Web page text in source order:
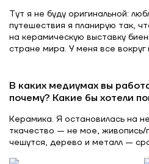
Тут я не буду оригинальной:
путешествия я планирую так,
на керамическую выставку
стране мира. У меня все вокруг
В каких медиумах вы
почему? Какие бы хотели
Керамика. Я остановилась на
ткачество — не мое, живопись/
чешутся, дерево и металл —